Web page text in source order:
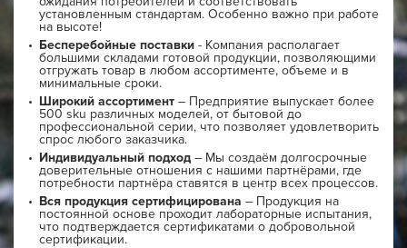
установленным стандартам. Особенно важно при работе
на высоте!
Бесперебойные поставки - Компания располагает
большими складами готовой продукции, позволяющими
отгружать товар в любом ассортименте, объеме и в
минимальные сроки.
Широкий ассортимент – Предприятие выпускает более
500 sku различных моделей, от бытовой до
профессиональной серии, что позволяет удовлетворить
спрос любого заказчика.
Индивидуальный подход – Мы создаём долгосрочные
доверительные отношения с нашими партнёрами, где
потребности партнёра ставятся в центр всех процессов.
Вся продукция сертифицирована – Продукция на
постоянной основе проходит лабораторные испытания,
что подтверждается сертификатами о добровольной
сертификации.